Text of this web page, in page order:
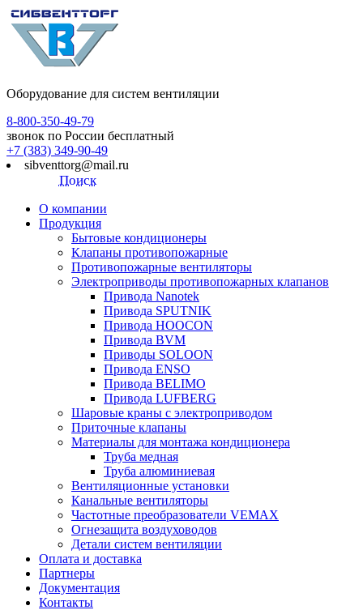
Оборудование для систем вентиляции
8-800-350-49-79
звонок по России бесплатный
+7 (383) 349-90-49
sibventtorg@mail.ru
Поиск
О компании
Продукция
Бытовые кондиционеры
Клапаны противопожарные
Противопожарные вентиляторы
Электроприводы противопожарных клапанов
Привода Nanotek
Привода SPUTNIK
Привода HOOCON
Привода BVM
Приводы SOLOON
Привода ENSO
Привода BELIMO
Привода LUFBERG
Шаровые краны с электроприводом
Приточные клапаны
Материалы для монтажа кондиционера
Труба медная
Труба алюминиевая
Вентиляционные установки
Канальные вентиляторы
Частотные преобразователи VEMAX
Огнезащита воздуховодов
Детали систем вентиляции
Оплата и доставка
Партнеры
Документация
Контакты